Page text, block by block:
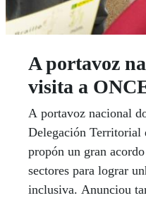
A portavoz
visita a
A portavoz nacional
Delegación Territorial
propón un gran
sectores para lograr
inclusiva. Anunciou